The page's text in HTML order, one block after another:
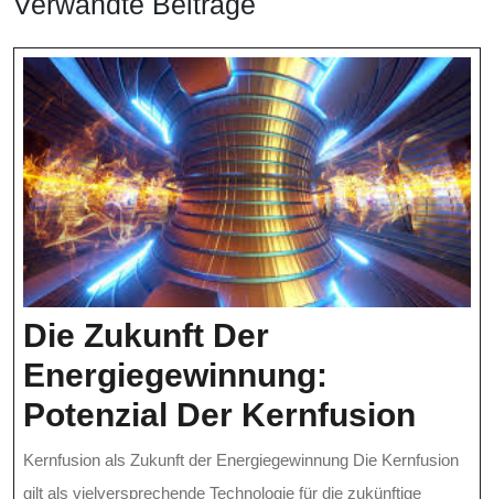
Die Zukunft Der
Energiegewinnung:
Potenzial Der Kernfusion
Kernfusion als Zukunft der Energiegewinnung Die Kernfusion
gilt als vielversprechende Technologie für die zukünftige